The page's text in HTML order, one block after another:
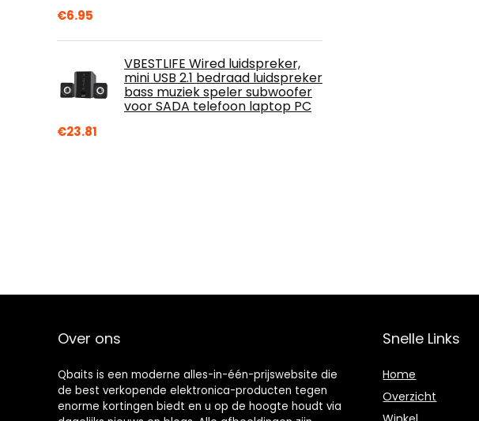
€6.95
VBESTLIFE Wired luidspreker,
mini USB 2.1 bedraad luidspreker
bass muziek speler subwoofer
voor SADA telefoon laptop PC
€23.81
Over ons
Qbaits is een moderne alles-in-één-prijswebsite die
de best verkopende elektronica-producten tegen
enorme kortingen biedt en u op de hoogte houdt via
Snelle Links
Home
Overzicht